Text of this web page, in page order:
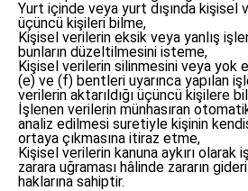
Yurt içinde veya yurt dışında kişisel
üçüncü kişileri bilme,
Kişisel verilerin eksik veya yanlış
bunların düzeltilmesini isteme,
Kişisel verilerin silinmesini veya yok
(e) ve (f) bentleri uyarınca yapılan
verilerin aktarıldığı üçüncü kişilere
İşlenen verilerin münhasıran
analiz edilmesi suretiyle kişinin
ortaya çıkmasına itiraz etme,
Kişisel verilerin kanuna aykırı olarak
zarara uğraması hâlinde zararın
haklarına sahiptir.